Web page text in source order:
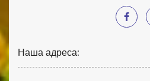
Наша адреса: